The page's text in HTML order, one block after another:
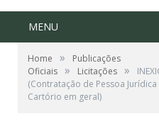
MENU
Home »
Publicações
Oficiais » Licitações »
(Contratação de Pessoa
Cartório em geral)